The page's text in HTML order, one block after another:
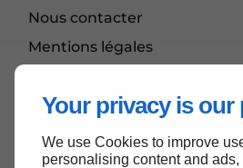
Your privacy is our
We use Cookies to improve
personalising content and
Nous contacter
Mentions légales
Haut de